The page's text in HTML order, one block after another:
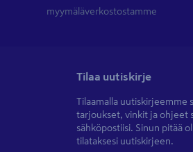
myymäläverkostostamme
Tilaa uutiskirje
Tilaamalla uutiskirjeemme
tarjoukset, vinkit ja ohjeet
sähköpostiisi. Sinun pitää
tilataksesi uutiskirjeen.